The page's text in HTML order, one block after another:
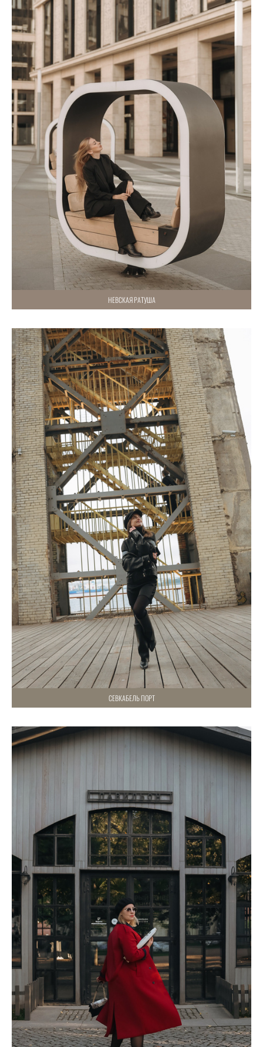
НЕВСКАЯ РАТУША
СЕВКАБЕЛЬ ПОРТ